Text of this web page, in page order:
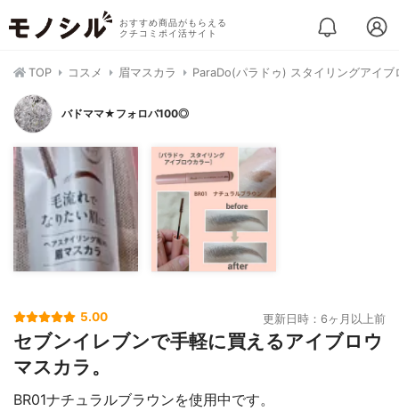
おすすめ商品がもらえる
クチコミポイ活サイト
TOP コスメ 眉マスカラ ParaDo(パラドゥ) スタイリングアイブ
バドママ★フォロバ100◎
5.00 更新日時：6ヶ月以上前
セブンイレブンで手軽に買えるアイブロウ
マスカラ。
BR01ナチュラルブラウンを使用中です。